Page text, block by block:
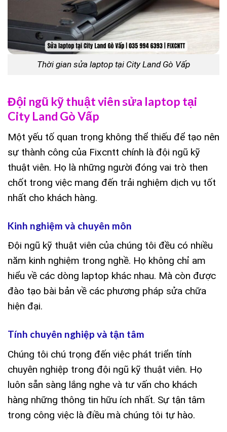
Thời gian sửa laptop tại City Land Gò Vấp
Đội ngũ kỹ thuật viên sửa laptop tại
City Land Gò Vấp
Một yếu tố quan trọng không thể thiếu để tạo nên
sự thành công của Fixcntt chính là đội ngũ kỹ
thuật viên. Họ là những người đóng vai trò then
chốt trong việc mang đến trải nghiệm dịch vụ tốt
nhất cho khách hàng.
Kinh nghiệm và chuyên môn
Đội ngũ kỹ thuật viên của chúng tôi đều có nhiều
năm kinh nghiệm trong nghề. Họ không chỉ am
hiểu về các dòng laptop khác nhau. Mà còn được
đào tạo bài bản về các phương pháp sửa chữa
hiện đại.
Tính chuyên nghiệp và tận tâm
Chúng tôi chú trọng đến việc phát triển tính
chuyên nghiệp trong đội ngũ kỹ thuật viên. Họ
luôn sẵn sàng lắng nghe và tư vấn cho khách
hàng những thông tin hữu ích nhất. Sự tận tâm
trong công việc là điều mà chúng tôi tự hào.